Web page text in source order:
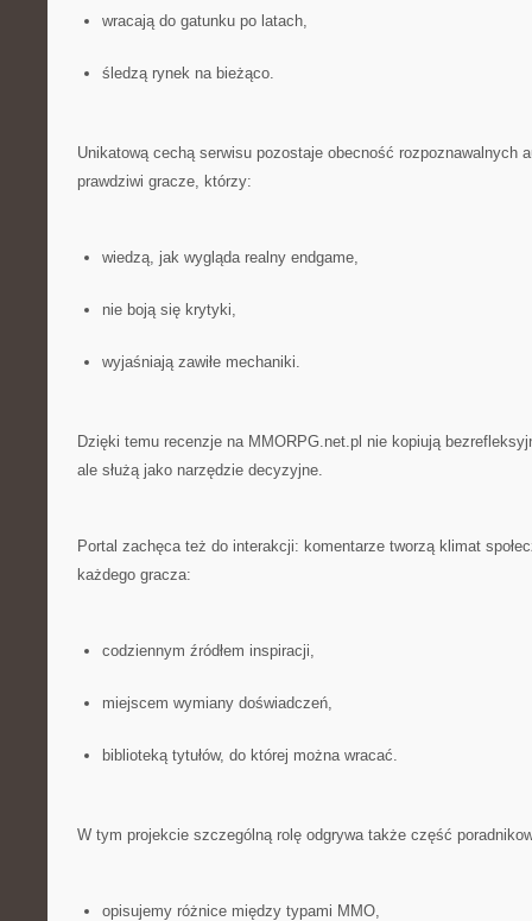
wracają do gatunku po latach,
śledzą rynek na bieżąco.
Unikatową cechą serwisu pozostaje obecność rozpoznawalnych
prawdziwi gracze, którzy:
wiedzą, jak wygląda realny endgame,
nie boją się krytyki,
wyjaśniają zawiłe mechaniki.
Dzięki temu recenzje na MMORPG.net.pl nie kopiują
ale służą jako narzędzie decyzyjne.
Portal zachęca też do interakcji: komentarze tworzą klimat
każdego gracza:
codziennym źródłem inspiracji,
miejscem wymiany doświadczeń,
biblioteką tytułów, do której można wracać.
W tym projekcie szczególną rolę odgrywa także część
opisujemy różnice między typami MMO,